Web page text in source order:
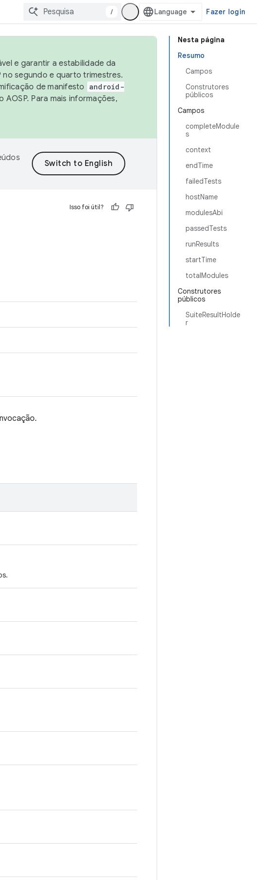
/ Fazer login
Nesta página
Resumo
Campos
Construtores
públicos
Campos
completeModule
s
context
endTime
failedTests
hostName
modulesAbi
passedTests
runResults
startTime
totalModules
Construtores
públicos
SuiteResultHolde
r
e garantir a estabilidade da
segundo e quarto trimestres.
de manifesto
android-
Para mais informações,
Isso foi útil?